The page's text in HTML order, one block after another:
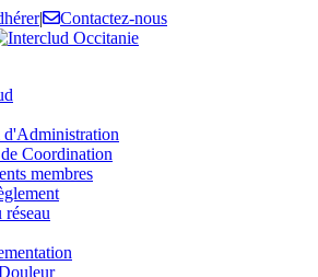
| Contactez-nous
d'Administration
Coordination
membres